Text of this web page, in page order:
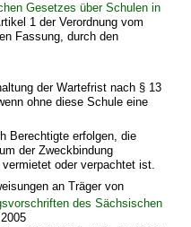
Gesetzes über Schulen in
1 der Verordnung vom
Fassung, durch den
der Wartefrist nach § 13
ohne diese Schule eine
Berechtigte erfolgen, die
der Zweckbindung
oder verpachtet ist.
an Träger von
des Sächsischen